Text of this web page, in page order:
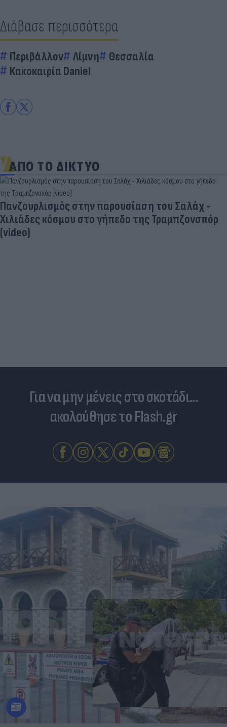
Διάβασε περισσότερα
Περιβάλλον Λίμνη
Θεσσαλία
Κακοκαιρία Daniel
ΑΠΟ ΤΟ ΔΙΚΤΥΟ
Πανζουρλισμός στην παρουσίαση του Σαλάχ -
Χιλιάδες κόσμου στο γήπεδο της Τραμπζονσπόρ
(video)
Για να μην μένεις στο σκοτάδι...
ακολούθησε το Flash.gr